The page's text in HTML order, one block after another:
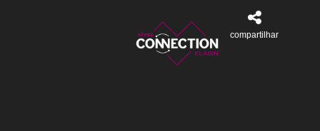
compartilhar